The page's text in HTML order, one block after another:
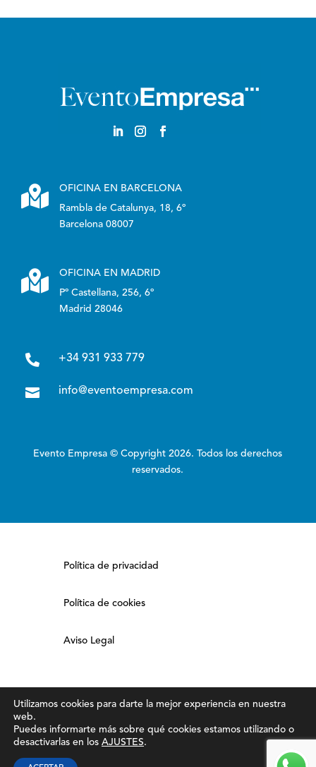

OFICINA EN BARCELONA
Rambla de Catalunya, 18, 6º
Barcelona 08007

OFICINA EN MADRID
Pº Castellana, 256, 6º
Madrid 28046
 +34 931 933 779
 info@eventoempresa.com
Evento Empresa © Copyright 2026. Todos los derechos
reservados.
Política de privacidad
Política de cookies
Aviso Legal
Utilizamos cookies para darte la mejor experiencia en nuestra
web.
Puedes informarte más sobre qué cookies estamos utilizando o
desactivarlas en los AJUSTES.